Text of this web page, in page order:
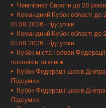
Чемпіонат Європи до 20 років
Командний Кубок області до
01.08.2026-підсумки
Командний Кубок області до
01.08.2026-підсумки
Кубок міста Голови
чоловіків та жінок
Кубок Федерації шахів
Підсумки.
Кубок Федерації шахів
Підсумки.